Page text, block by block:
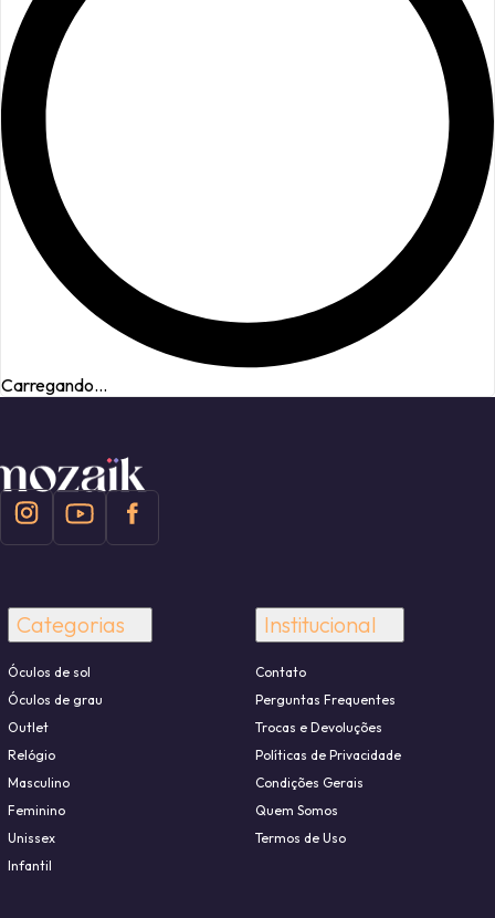
Carregando...
Categorias
Óculos de sol
Óculos de grau
Outlet
Relógio
Masculino
Feminino
Unissex
Infantil
Institucional
Contato
Perguntas Frequentes
Trocas e Devoluções
Políticas de Privacidade
Condições Gerais
Quem Somos
Termos de Uso